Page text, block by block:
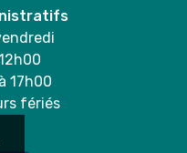
17h00
fériés